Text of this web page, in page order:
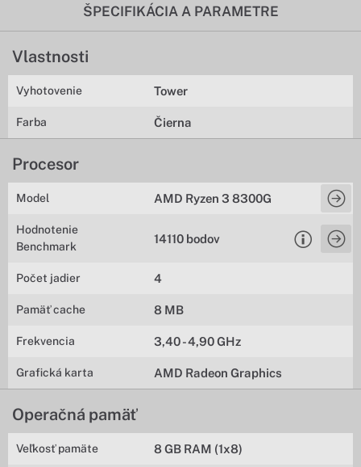
ŠPECIFIKÁCIA A PARAMETRE
Vlastnosti
Vyhotovenie Tower
Farba Čierna
Procesor
Model AMD Ryzen 3 8300G
Hodnotenie
Benchmark
14110 bodov
Počet jadier 4
Pamäť cache 8 MB
Frekvencia 3,40 - 4,90 GHz
Grafická karta AMD Radeon Graphics
Operačná pamäť
Veľkosť pamäte 8 GB RAM (1x8)